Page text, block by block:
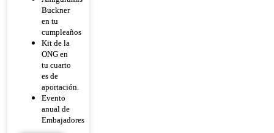
Buckner
en tu
cumpleaños
Kit de la
ONG en
tu cuarto
es de
aportación.
Evento
anual de
Embajadores